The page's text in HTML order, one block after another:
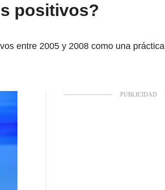
positivos?
entre 2005 y 2008 como una práctica